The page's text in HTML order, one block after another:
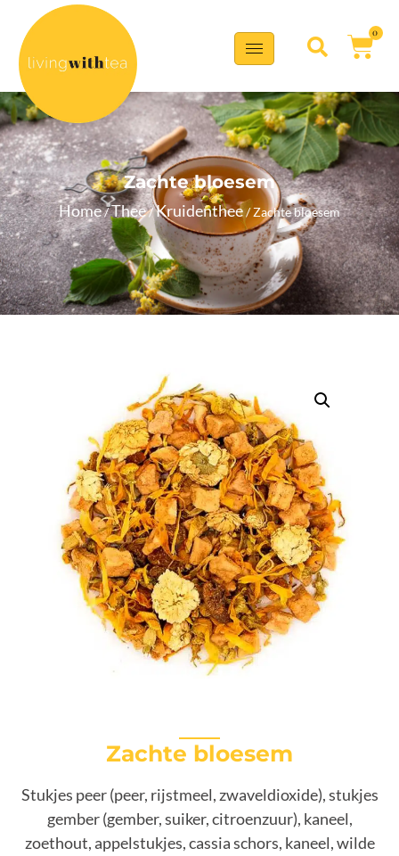
0
Zachte bloesem
Home/Thee/Kruidenthee/ Zachte bloesem
Zachte bloesem
Stukjes peer (peer, rijstmeel, zwaveldioxide), stukjes
gember (gember, suiker, citroenzuur), kaneel,
zoethout, appelstukjes, cassia schors, kaneel, wilde